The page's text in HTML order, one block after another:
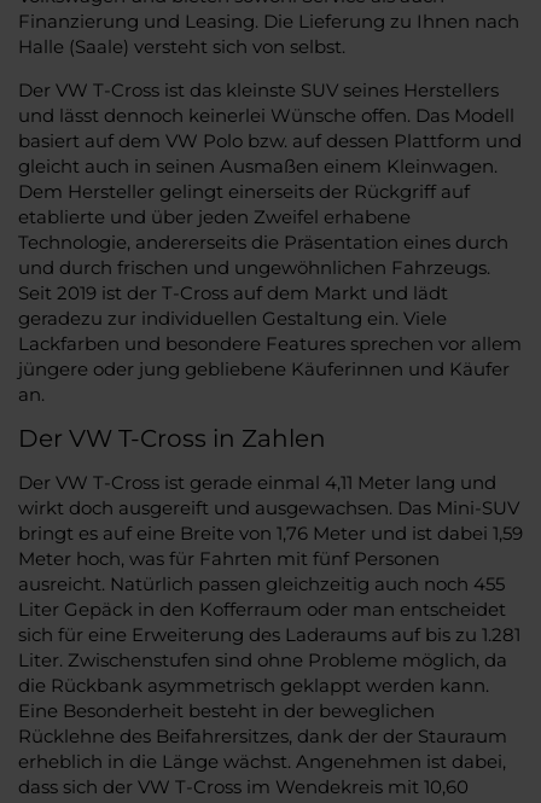
Finanzierung und Leasing. Die Lieferung zu Ihnen nach
Halle (Saale) versteht sich von selbst.
Der VW T-Cross ist das kleinste SUV seines Herstellers
und lässt dennoch keinerlei Wünsche offen. Das Modell
basiert auf dem VW Polo bzw. auf dessen Plattform und
gleicht auch in seinen Ausmaßen einem Kleinwagen.
Dem Hersteller gelingt einerseits der Rückgriff auf
etablierte und über jeden Zweifel erhabene
Technologie, andererseits die Präsentation eines durch
und durch frischen und ungewöhnlichen Fahrzeugs.
Seit 2019 ist der T-Cross auf dem Markt und lädt
geradezu zur individuellen Gestaltung ein. Viele
Lackfarben und besondere Features sprechen vor allem
jüngere oder jung gebliebene Käuferinnen und Käufer
an.
Der VW T-Cross in Zahlen
Der VW T-Cross ist gerade einmal 4,11 Meter lang und
wirkt doch ausgereift und ausgewachsen. Das Mini-SUV
bringt es auf eine Breite von 1,76 Meter und ist dabei 1,59
Meter hoch, was für Fahrten mit fünf Personen
ausreicht. Natürlich passen gleichzeitig auch noch 455
Liter Gepäck in den Kofferraum oder man entscheidet
sich für eine Erweiterung des Laderaums auf bis zu 1.281
Liter. Zwischenstufen sind ohne Probleme möglich, da
die Rückbank asymmetrisch geklappt werden kann.
Eine Besonderheit besteht in der beweglichen
Rücklehne des Beifahrersitzes, dank der der Stauraum
erheblich in die Länge wächst. Angenehmen ist dabei,
dass sich der VW T-Cross im Wendekreis mit 10,60